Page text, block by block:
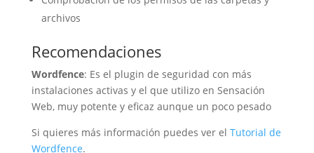
archivos
Recomendaciones
Wordfence: Es el plugin de seguridad con más
instalaciones activas y el que utilizo en Sensación
Web, muy potente y eficaz aunque un poco pesado
Si quieres más información puedes ver el Tutorial de
Wordfence.